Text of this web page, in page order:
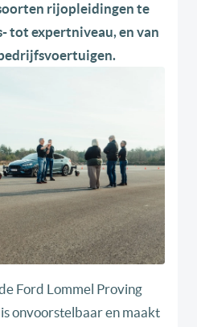
rijopleidingen te
tot expertniveau, en van
Ford Lommel Proving
onvoorstelbaar en maakt